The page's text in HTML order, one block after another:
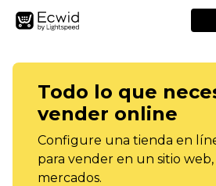
Todo lo que
vender online
Configure una tienda en
para vender en un sitio web,
mercados.